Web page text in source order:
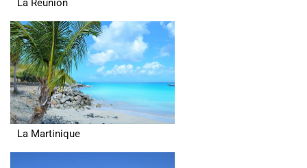
La Réunion
La Martinique